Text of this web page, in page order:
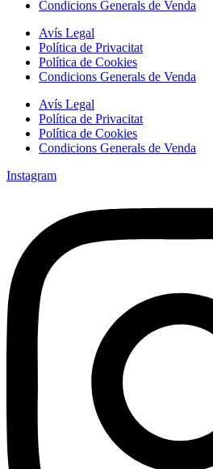
Condicions Generals de Venda
Avís Legal
Política de Privacitat
Política de Cookies
Condicions Generals de Venda
Avís Legal
Política de Privacitat
Política de Cookies
Condicions Generals de Venda
Instagram